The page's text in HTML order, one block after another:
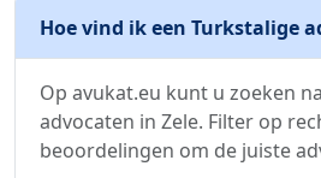
Hoe vind ik een Turkstalige
Op avukat.eu kunt u zoeken
advocaten in Zele. Filter op
beoordelingen om de juiste